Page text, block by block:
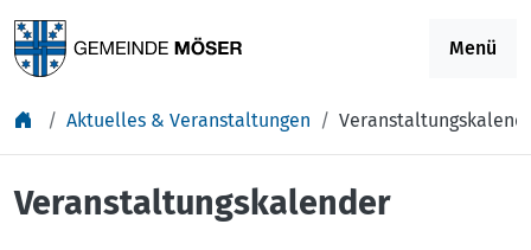
Menü
Aktuelles & Veranstaltungen
Veranstaltungskalender